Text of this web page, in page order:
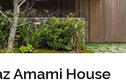
Amami House